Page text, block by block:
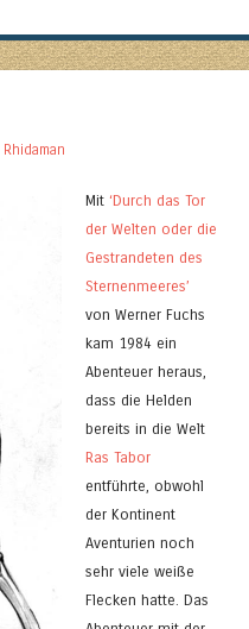
Rhidaman
Mit ‘Durch das Tor
der Welten oder die
Gestrandeten des
Sternenmeeres’
von Werner Fuchs
kam 1984 ein
Abenteuer heraus,
dass die Helden
bereits in die Welt
Ras Tabor
entführte, obwohl
der Kontinent
Aventurien noch
sehr viele weiße
Flecken hatte. Das